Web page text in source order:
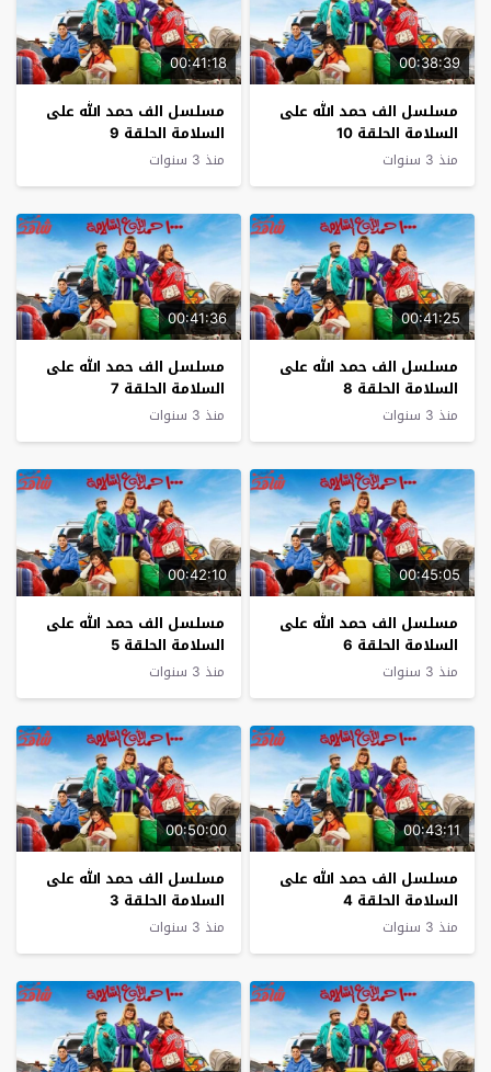
00:38:39
مسلسل الف حمد الله على
السلامة الحلقة 10
منذ 3 سنوات
00:41:18
مسلسل الف حمد الله على
السلامة الحلقة 9
منذ 3 سنوات
00:41:25
مسلسل الف حمد الله على
السلامة الحلقة 8
منذ 3 سنوات
00:41:36
مسلسل الف حمد الله على
السلامة الحلقة 7
منذ 3 سنوات
00:45:05
مسلسل الف حمد الله على
السلامة الحلقة 6
منذ 3 سنوات
00:42:10
مسلسل الف حمد الله على
السلامة الحلقة 5
منذ 3 سنوات
00:43:11
مسلسل الف حمد الله على
السلامة الحلقة 4
منذ 3 سنوات
00:50:00
مسلسل الف حمد الله على
السلامة الحلقة 3
منذ 3 سنوات